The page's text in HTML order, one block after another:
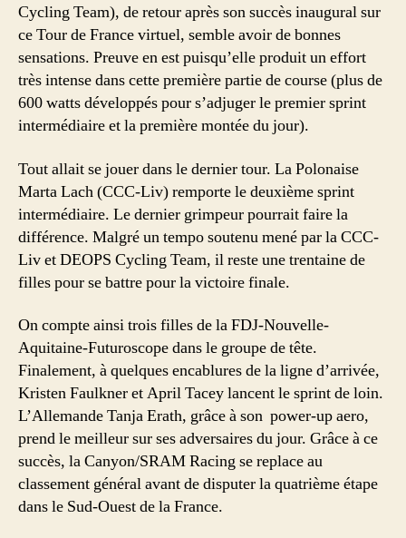
Cycling Team), de retour après son succès inaugural sur
ce Tour de France virtuel, semble avoir de bonnes
sensations. Preuve en est puisqu’elle produit un effort
très intense dans cette première partie de course (plus de
600 watts développés pour s’adjuger le premier sprint
intermédiaire et la première montée du jour).
Tout allait se jouer dans le dernier tour. La Polonaise
Marta Lach (CCC-Liv) remporte le deuxième sprint
intermédiaire. Le dernier grimpeur pourrait faire la
différence. Malgré un tempo soutenu mené par la CCC-
Liv et DEOPS Cycling Team, il reste une trentaine de
filles pour se battre pour la victoire finale.
On compte ainsi trois filles de la FDJ-Nouvelle-
Aquitaine-Futuroscope dans le groupe de tête.
Finalement, à quelques encablures de la ligne d’arrivée,
Kristen Faulkner et April Tacey lancent le sprint de loin.
L’Allemande Tanja Erath, grâce à son power-up aero,
prend le meilleur sur ses adversaires du jour. Grâce à ce
succès, la Canyon/SRAM Racing se replace au
classement général avant de disputer la quatrième étape
dans le Sud-Ouest de la France.